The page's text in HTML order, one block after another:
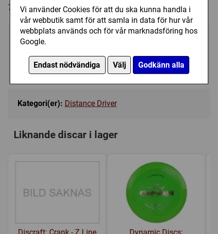
Vi använder Cookies för att du ska kunna handla i
vår webbutik samt för att samla in data för hur vår
webbplats används och för vår marknadsföring hos
Google.
Endast nödvändiga Välj Godkänn alla
Trycket på discen kan variera i färg och form.
199 kr
Tillfälligt slut
Kategori(er): Distance Driver
Liknande discar i lager